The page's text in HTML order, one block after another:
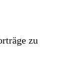
zu